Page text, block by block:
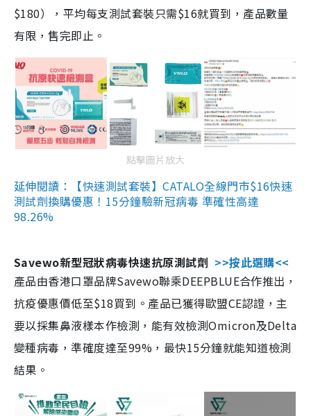
$180），平均每支測試套裝只需$16就買到，產品數量
有限，售完即止。
點擊圖片放大
延伸閱讀：【快速測試套裝】CATALO全線門市$16快速
測試劑換購優惠！15分鐘驗新冠病毒 準確性高達
98.26%
Savewo新型冠狀病毒快速抗原測試劑 >>按此選購<<
產品由香港口罩品牌Savewo聯乘DEEPBLUE合作推出，
抗疫優惠價低至$18買到。產品已獲得歐盟CE認證，主
要以採集鼻液樣本作檢測，能有效檢測Omicron及Delta
變種病毒，準確度達至99%，最快15分鐘就能知道檢測
結果。